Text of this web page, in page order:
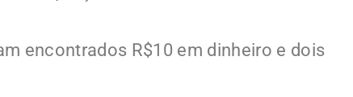
encontrados R$10 em dinheiro e dois